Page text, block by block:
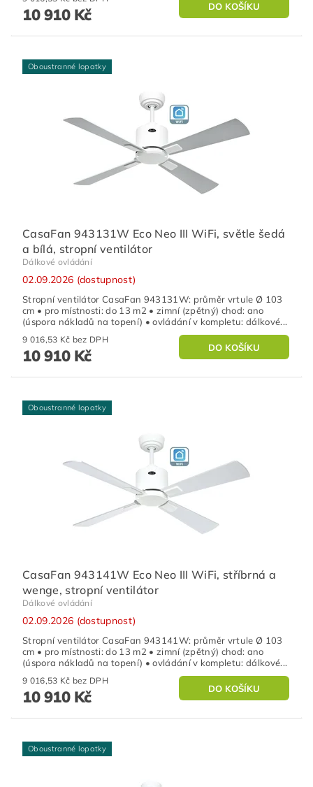
10 910 Kč
Oboustranné lopatky
CasaFan 943131W Eco Neo III WiFi, světle šedá
a bílá, stropní ventilátor
Dálkové ovládání
02.09.2026 (dostupnost)
Stropní ventilátor CasaFan 943131W: průměr vrtule Ø 103
cm • pro místnosti: do 13 m2 • zimní (zpětný) chod: ano
(úspora nákladů na topení) • ovládání v kompletu: dálkové...
9 016,53 Kč bez DPH
10 910 Kč
Oboustranné lopatky
CasaFan 943141W Eco Neo III WiFi, stříbrná a
wenge, stropní ventilátor
Dálkové ovládání
02.09.2026 (dostupnost)
Stropní ventilátor CasaFan 943141W: průměr vrtule Ø 103
cm • pro místnosti: do 13 m2 • zimní (zpětný) chod: ano
(úspora nákladů na topení) • ovládání v kompletu: dálkové...
9 016,53 Kč bez DPH
10 910 Kč
Oboustranné lopatky